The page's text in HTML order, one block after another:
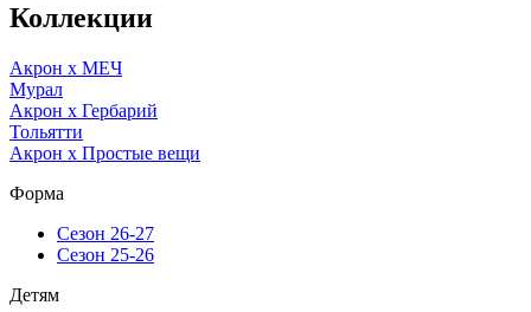
Коллекции
Акрон x МЕЧ
Мурал
Акрон x Гербарий
Тольятти
Акрон x Простые вещи
Форма
Сезон 26-27
Сезон 25-26
Детям